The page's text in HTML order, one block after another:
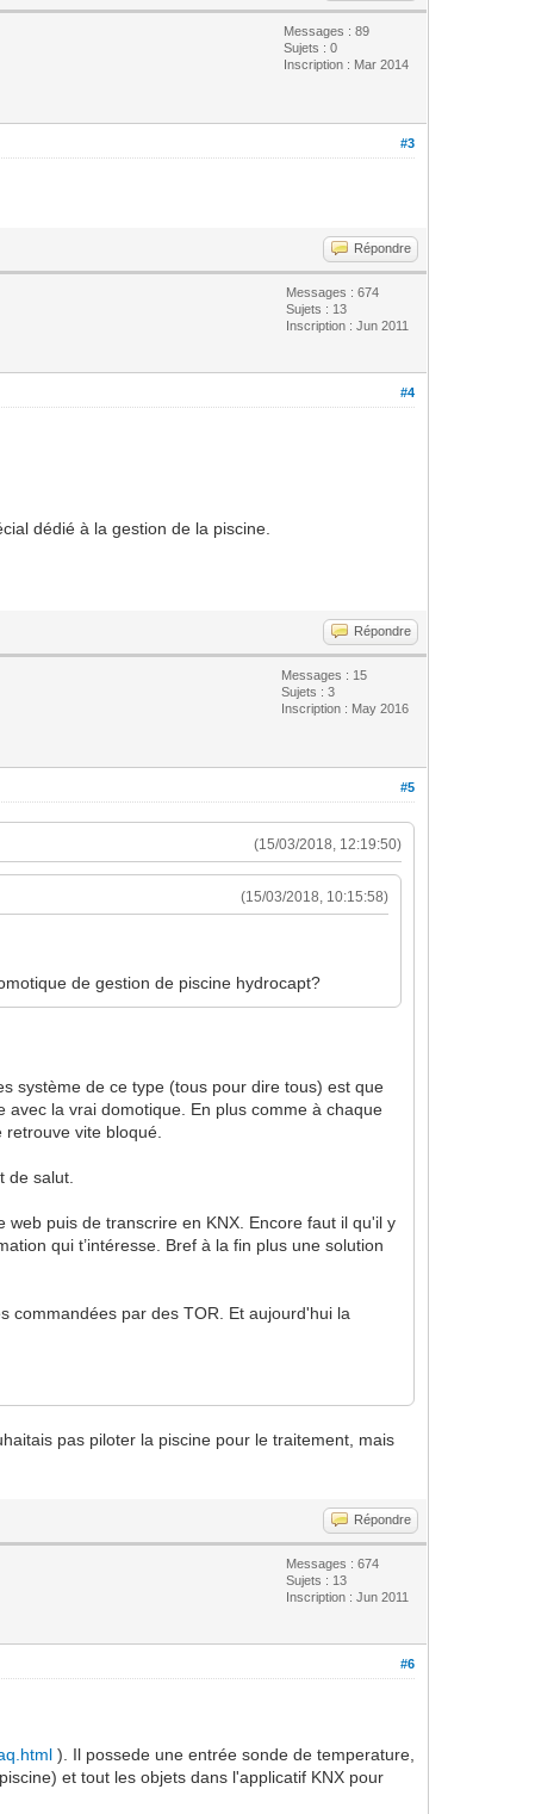
Messages : 89
Sujets : 0
Inscription : Mar 2014
#3
Répondre
Messages : 674
Sujets : 13
Inscription : Jun 2011
#4
dédié à la gestion de la piscine.
Répondre
Messages : 15
Sujets : 3
Inscription : May 2016
#5
(15/03/2018, 12:19:50)
(15/03/2018, 10:15:58)
de gestion de piscine hydrocapt?
système de ce type (tous pour dire tous) est que
la vrai domotique. En plus comme à chaque
vite bloqué.
de salut.
puis de transcrire en KNX. Encore faut il qu'il y
qui t’intéresse. Bref à la fin plus une solution
commandées par des TOR. Et aujourd'hui la
pas piloter la piscine pour le traitement, mais
Répondre
Messages : 674
Sujets : 13
Inscription : Jun 2011
#6
). Il possede une entrée sonde de temperature,
et tout les objets dans l'applicatif KNX pour